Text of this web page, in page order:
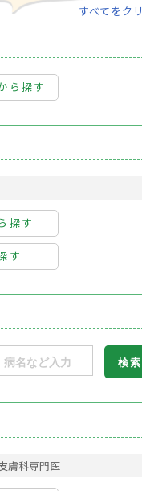
すべてをク
ら探す
探す
す
膚科専門医